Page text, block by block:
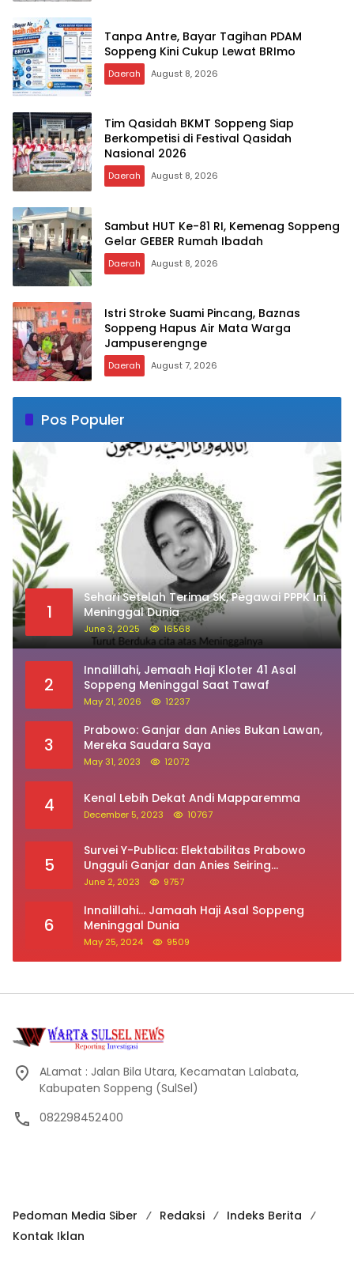
Tanpa Antre, Bayar Tagihan PDAM
Soppeng Kini Cukup Lewat BRImo
Daerah August 8, 2026
Tim Qasidah BKMT Soppeng Siap
Berkompetisi di Festival Qasidah
Nasional 2026
Daerah August 8, 2026
Sambut HUT Ke-81 RI, Kemenag Soppeng
Gelar GEBER Rumah Ibadah
Daerah August 8, 2026
Istri Stroke Suami Pincang, Baznas
Soppeng Hapus Air Mata Warga
Jampuserengnge
Daerah August 7, 2026
Pos Populer
1
Sehari Setelah Terima SK, Pegawai PPPK Ini
Meninggal Dunia
June 3, 2025 16568
2
Innalillahi, Jemaah Haji Kloter 41 Asal
Soppeng Meninggal Saat Tawaf
May 21, 2026 12237
3
Prabowo: Ganjar dan Anies Bukan Lawan,
Mereka Saudara Saya
May 31, 2023 12072
4 Kenal Lebih Dekat Andi Mapparemma
December 5, 2023 10767
5
Survei Y-Publica: Elektabilitas Prabowo
Ungguli Ganjar dan Anies Seiring
Kepuasan Terhadap Jokowi Naik
June 2, 2023 9757
6
Innalillahi… Jamaah Haji Asal Soppeng
Meninggal Dunia
May 25, 2024 9509
ALamat : Jalan Bila Utara, Kecamatan Lalabata,
Kabupaten Soppeng (SulSel)
082298452400
Pedoman Media Siber Redaksi
Indeks Berita
Kontak Iklan